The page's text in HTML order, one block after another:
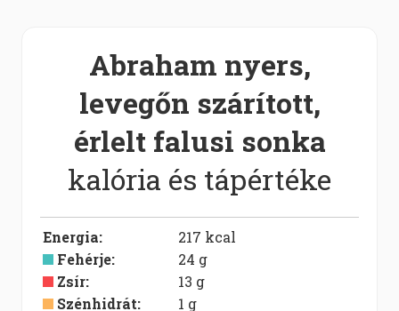
Abraham nyers,
levegőn szárított,
érlelt falusi sonka
kalória és tápértéke
Energia: 217 kcal
Fehérje: 24 g
Zsír: 13 g
Szénhidrát: 1 g